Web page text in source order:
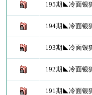
195期◣冷面银
194期◣冷面银
193期◣冷面银
192期◣冷面银
191期◣冷面银